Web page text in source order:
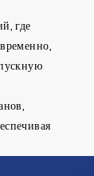
где